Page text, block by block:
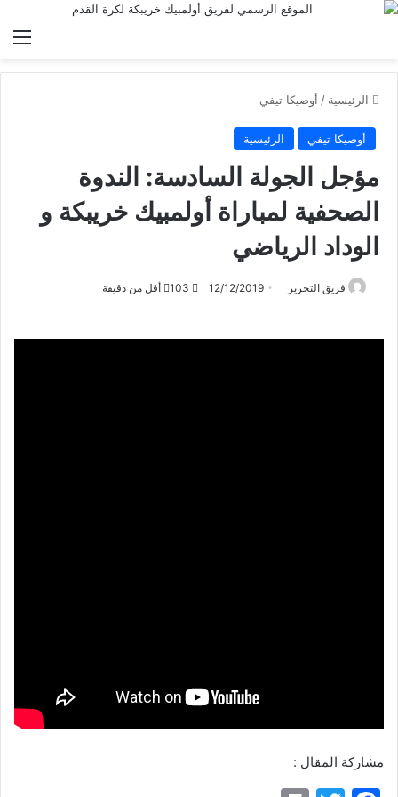
الرئيسية / أوصيكا تيفي
أوصيكا تيفي الرئيسية
مؤجل الجولة السادسة: الندوة
الصحفية لمباراة أولمبيك خريبكة و
الوداد الرياضي
فريق التحرير 12/12/2019 أقل من دقيقة
مشاركة المقال :